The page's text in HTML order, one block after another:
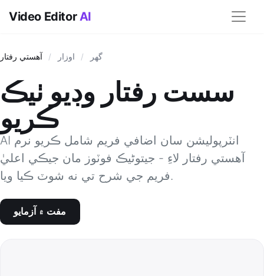
Video EditorAI
گھر / اوزار / آهستي رفتار
سست رفتار وڊيو ٺيڪ
ڪريو
AI انٽرپوليشن سان اضافي فريم شامل ڪريو نرم
آهستي رفتار لاءِ - جيتوڻيڪ فوٽوز مان جيڪي اعليٰ
فريم جي شرح تي نه شوٽ ڪيا ويا.
مفت ۾ آزمايو